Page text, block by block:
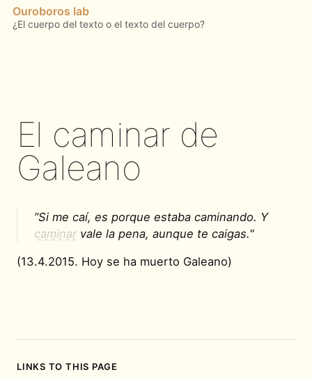
Ouroboros lab
El caminar de
Galeano
”Si me caí, es porque estaba caminando. Y
caminar vale la pena, aunque te caigas."
(13.4.2015. Hoy se ha muerto Galeano)
LINKS TO THIS PAGE